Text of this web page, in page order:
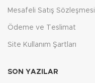
Mesafeli Satış Sözleşmesi
Ödeme ve Teslimat
Site Kullanım Şartları
SON YAZILAR